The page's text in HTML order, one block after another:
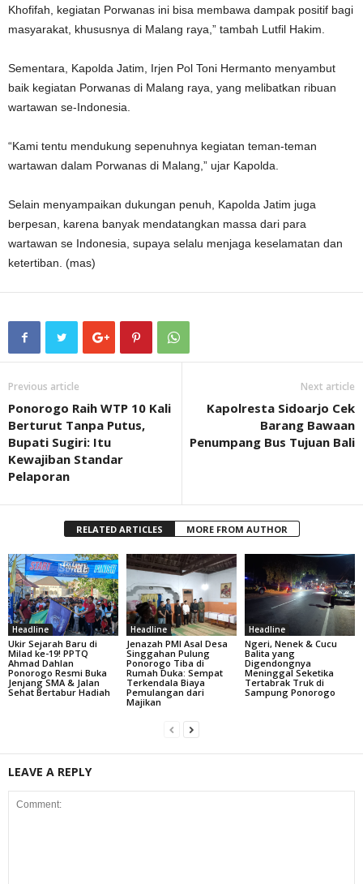
Khofifah, kegiatan Porwanas ini bisa membawa dampak positif bagi
masyarakat, khususnya di Malang raya,” tambah Lutfil Hakim.
Sementara, Kapolda Jatim, Irjen Pol Toni Hermanto menyambut
baik kegiatan Porwanas di Malang raya, yang melibatkan ribuan
wartawan se-Indonesia.
“Kami tentu mendukung sepenuhnya kegiatan teman-teman
wartawan dalam Porwanas di Malang,” ujar Kapolda.
Selain menyampaikan dukungan penuh, Kapolda Jatim juga
berpesan, karena banyak mendatangkan massa dari para
wartawan se Indonesia, supaya selalu menjaga keselamatan dan
ketertiban. (mas)
Previous article
Ponorogo Raih WTP 10 Kali
Berturut Tanpa Putus,
Bupati Sugiri: Itu
Kewajiban Standar
Pelaporan
Next article
Kapolresta Sidoarjo Cek
Barang Bawaan
Penumpang Bus Tujuan Bali
RELATED ARTICLES MORE FROM AUTHOR
Headline
Ukir Sejarah Baru di
Milad ke-19! PPTQ
Ahmad Dahlan
Ponorogo Resmi Buka
Jenjang SMA & Jalan
Sehat Bertabur Hadiah
Headline
Jenazah PMI Asal Desa
Singgahan Pulung
Ponorogo Tiba di
Rumah Duka: Sempat
Terkendala Biaya
Pemulangan dari
Majikan
Headline
Ngeri, Nenek & Cucu
Balita yang
Digendongnya
Meninggal Seketika
Tertabrak Truk di
Sampung Ponorogo
LEAVE A REPLY